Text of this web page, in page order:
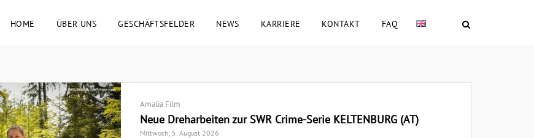
HOME ÜBER UNS GESCHÄFTSFELDER NEWS KARRIERE KONTAKT FAQ
Amalia Film
Neue Dreharbeiten zur SWR Crime-Serie KELTENBURG (AT)
Mittwoch, 5. August 2026